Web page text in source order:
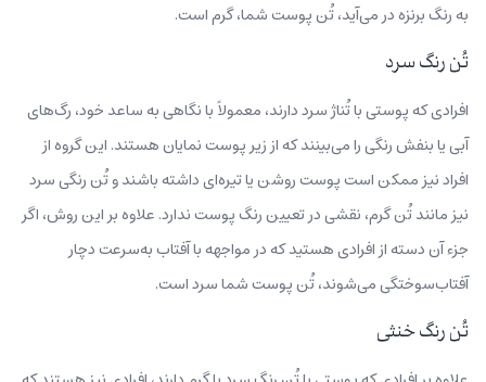
به رنگ برنزه در می‌آید، تُن پوست شما، گرم است.
تُن رنگ سرد
افرادی که پوستی با تُناژ سرد دارند، معمولاً با نگاهی به ساعد خود، رگ‌های
آبی‌ یا بنفش رنگی را می‌بینند که از زیر پوست نمایان هستند. این گروه از
افراد نیز ممکن است پوست روشن یا تیره‌ای داشته باشند و تُن رنگی سرد
نیز مانند تُن گرم، نقشی در تعیین رنگ پوست ندارد. علاوه بر این روش، اگر
جزء آن دسته از افرادی هستید که در مواجهه با آفتاب به‌سرعت دچار
آفتاب‌سوختگی می‌شوند، تُن پوست شما سرد است.
تُن رنگ خنثی